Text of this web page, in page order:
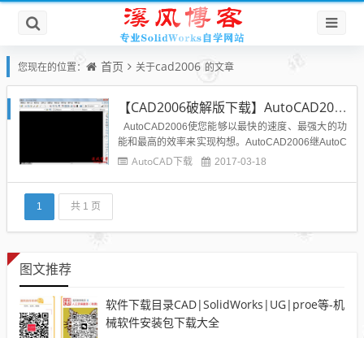
您现在的位置： 首页 关于cad2006 的文章
【CAD2006破解版下载】AutoCAD2006简体中文版32位/64位免费下载亲测可用
AutoCAD2006使您能够以最快的速度、最强大的功
能和最高的效率来实现构想。AutoCAD2006继AutoC
AD2004 中文件大小显著缩小和 AutoCAD2005中推
AutoCAD下载 2017-03-18
1 共 1 页
图文推荐
软件下载目录CAD|SolidWorks|UG|proe等-机
械软件安装包下载大全